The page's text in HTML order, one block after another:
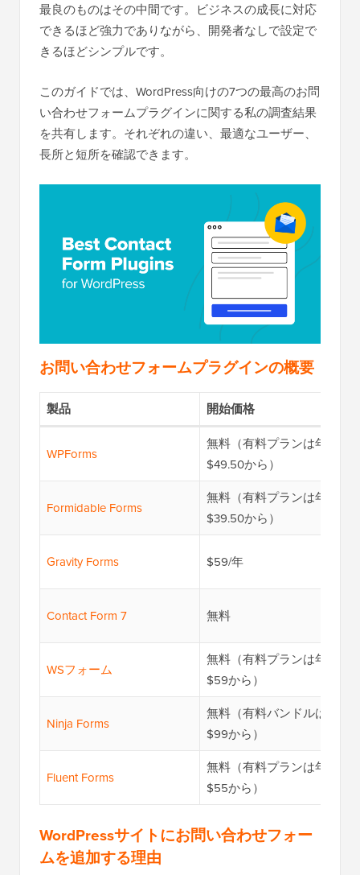
最良のものはその中間です。ビジネスの成長に対応
できるほど強力でありながら、開発者なしで設定で
きるほどシンプルです。
このガイドでは、WordPress向けの7つの最高のお問
い合わせフォームプラグインに関する私の調査結果
を共有します。それぞれの違い、最適なユーザー、
長所と短所を確認できます。
お問い合わせフォームプラグインの概要
製品 開始価格
WPForms
無料（有料プランは年額
$49.50から）
Formidable Forms
無料（有料プランは年額
$39.50から）
Gravity Forms $59/年
Contact Form 7 無料
WSフォーム
無料（有料プランは年額
$59から）
Ninja Forms
無料（有料バンドルは年額
$99から）
Fluent Forms
無料（有料プランは年額
$55から）
WordPressサイトにお問い合わせフォー
ムを追加する理由